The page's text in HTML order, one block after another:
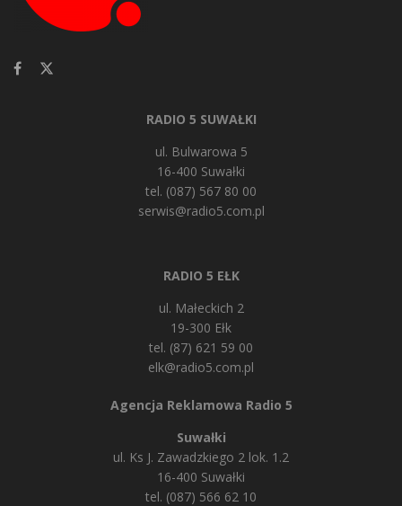
RADIO 5 SUWAŁKI
ul. Bulwarowa 5
16-400 Suwałki
tel. (087) 567 80 00
serwis@radio5.com.pl
RADIO 5 EŁK
ul. Małeckich 2
19-300 Ełk
tel. (87) 621 59 00
elk@radio5.com.pl
Agencja Reklamowa Radio 5
Suwałki
ul. Ks J. Zawadzkiego 2 lok. 1.2
16-400 Suwałki
tel. (087) 566 62 10